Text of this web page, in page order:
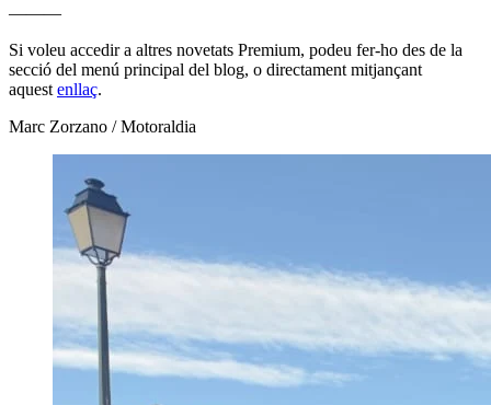
———
Si voleu accedir a altres novetats Premium, podeu fer-ho des de la
secció del menú principal del blog, o directament mitjançant
aquest enllaç.
Marc Zorzano / Motoraldia